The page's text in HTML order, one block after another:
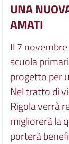
UNA
AMATI
Il 7
scuola
progetto per
Nel tratto di
Rigola verrà
migliorerà la
porterà